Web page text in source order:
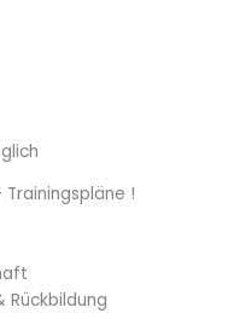
Trainingspläne !
Rückbildung